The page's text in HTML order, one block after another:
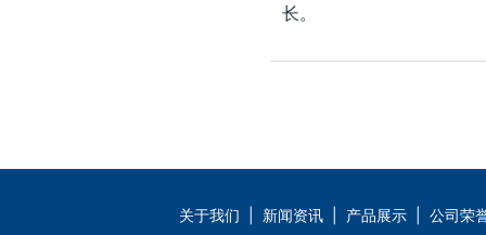
长。
关于我们 新闻资讯 产品展示
公司荣